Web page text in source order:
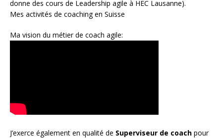
donne des cours de Leadership agile à HEC Lausanne).
Mes activités de coaching en Suisse
Ma vision du métier de coach agile:
J’exerce également en qualité de Superviseur de coach pour